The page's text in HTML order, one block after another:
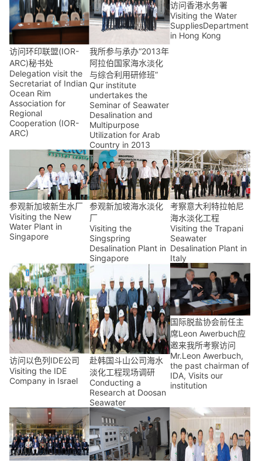
访问环印联盟(IOR-
ARC)秘书处
Delegation visit the
Secretariat of Indian
Ocean Rim
Association for
Regional
Cooperation (IOR-
ARC)
我所参与承办“2013年
阿拉伯国家海水淡化
与综合利用研修班”
Qur institute
undertakes the
Seminar of Seawater
Desalination and
Multipurpose
Utilization for Arab
Country in 2013
访问香港水务署
Visiting the Water
SuppliesDepartment
in Hong Kong
参观新加坡新生水厂
Visiting the New
Water Plant in
Singapore
参观新加坡海水淡化
厂
Visiting the
Singspring
Desalination Plant in
Singapore
考察意大利特拉帕尼
海水淡化工程
Visiting the Trapani
Seawater
Desalination Plant in
Italy
访问以色列IDE公司
Visiting the IDE
Company in Israel
赴韩国斗山公司海水
淡化工程现场调研
Conducting a
Research at Doosan
Seawater
国际脱盐协会前任主
席Leon Awerbuch应
邀来我所考察访问
Mr.Leon Awerbuch,
the past chairman of
IDA, Visits our
institution